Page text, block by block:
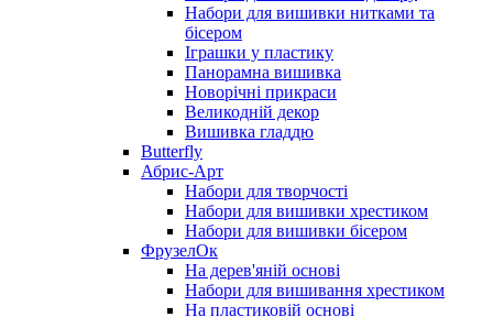
Набори для вишивки нитками та
бісером
Іграшки у пластику
Панорамна вишивка
Новорічні прикраси
Великодній декор
Вишивка гладдю
Butterfly
Абрис-Арт
Набори для творчості
Набори для вишивки хрестиком
Набори для вишивки бісером
ФрузелОк
На дерев'яній основі
Набори для вишивання хрестиком
На пластиковій основі